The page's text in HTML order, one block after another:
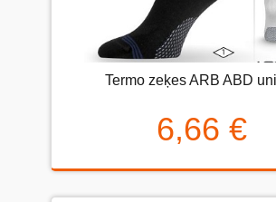
Termo zeķes ARB ABD
6,66 €